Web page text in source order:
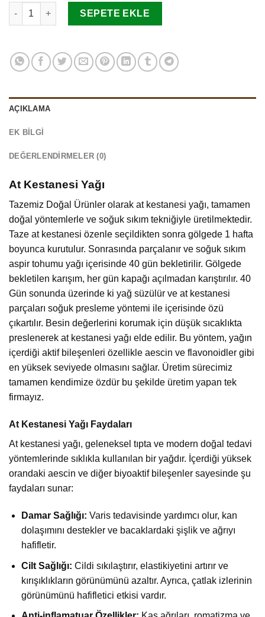
At Kestanesi Yağı adet
SEPETE EKLE
AÇIKLAMA
EK BILGI
DEĞERLENDIRMELER (0)
At Kestanesi Yağı
Tazemiz Doğal Ürünler olarak at kestanesi yağı, tamamen
doğal yöntemlerle ve soğuk sıkım tekniğiyle üretilmektedir.
Taze at kestanesi özenle seçildikten sonra gölgede 1 hafta
boyunca kurutulur. Sonrasında parçalanır ve soğuk sıkım
aspir tohumu yağı içerisinde 40 gün bekletirilir. Gölgede
bekletilen karışım, her gün kapağı açılmadan karıştırılır. 40
Gün sonunda üzerinde ki yağ süzülür ve at kestanesi
parçaları soğuk presleme yöntemi ile içerisinde özü
çıkartılır. Besin değerlerini korumak için düşük sıcaklıkta
preslenerek at kestanesi yağı elde edilir. Bu yöntem, yağın
içerdiği aktif bileşenleri özellikle aescin ve flavonoidler gibi
en yüksek seviyede olmasını sağlar. Üretim sürecimiz
tamamen kendimize özdür bu şekilde üretim yapan tek
firmayız.
At Kestanesi Yağı Faydaları
At kestanesi yağı, geleneksel tıpta ve modern doğal tedavi
yöntemlerinde sıklıkla kullanılan bir yağdır. İçerdiği yüksek
orandaki aescin ve diğer biyoaktif bileşenler sayesinde şu
faydaları sunar:
Damar Sağlığı: Varis tedavisinde yardımcı olur, kan
dolaşımını destekler ve bacaklardaki şişlik ve ağrıyı
hafifletir.
Cilt Sağlığı: Cildi sıkılaştırır, elastikiyetini artırır ve
kırışıklıkların görünümünü azaltır. Ayrıca, çatlak izlerinin
görünümünü hafifletici etkisi vardır.